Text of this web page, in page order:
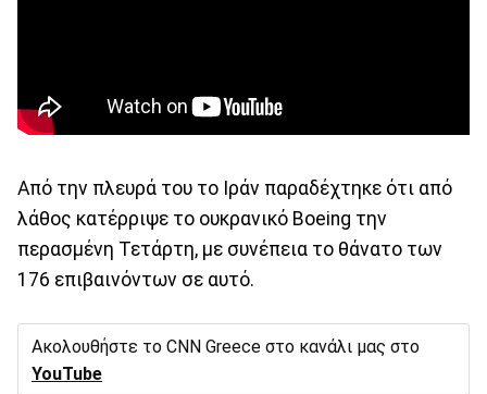
Από την πλευρά του το Ιράν παραδέχτηκε ότι από
λάθος κατέρριψε το ουκρανικό Boeing την
περασμένη Τετάρτη, με συνέπεια το θάνατο των
176 επιβαινόντων σε αυτό.
Ακολουθήστε το CNN Greece στο κανάλι μας στο
YouTube